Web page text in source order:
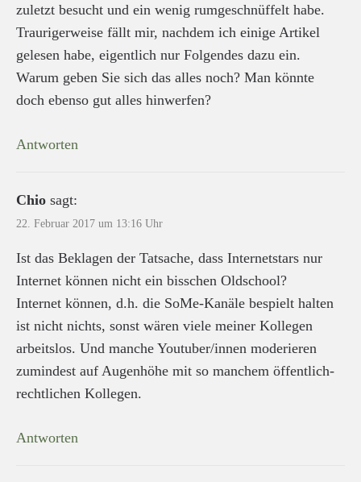
zuletzt besucht und ein wenig rumgeschnüffelt habe.
Traurigerweise fällt mir, nachdem ich einige Artikel
gelesen habe, eigentlich nur Folgendes dazu ein.
Warum geben Sie sich das alles noch? Man könnte
doch ebenso gut alles hinwerfen?
Antworten
Chio sagt:
22. Februar 2017 um 13:16 Uhr
Ist das Beklagen der Tatsache, dass Internetstars nur
Internet können nicht ein bisschen Oldschool?
Internet können, d.h. die SoMe-Kanäle bespielt halten
ist nicht nichts, sonst wären viele meiner Kollegen
arbeitslos. Und manche Youtuber/innen moderieren
zumindest auf Augenhöhe mit so manchem öffentlich-
rechtlichen Kollegen.
Antworten